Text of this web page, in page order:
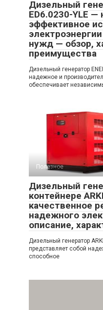
Дизельный
ED6.0230-YLE
эффективное
нужд — обзор,
преимущества
Дизельный генератор
надежное и
обеспечивает
Полезное
Дизельный
контейнере
качественное
надежного
описание,
Дизельный генератор
представляет собой
способное